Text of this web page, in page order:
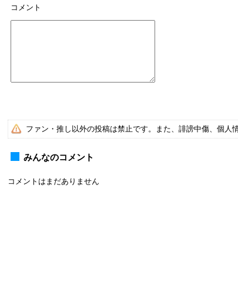
コメント
ファン・推し以外の投稿は禁止です。また、誹謗中傷、個人
みんなのコメント
コメントはまだありません